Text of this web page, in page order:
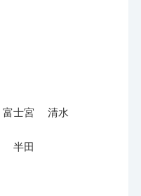
富士宮 清水
半田